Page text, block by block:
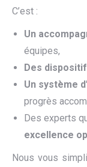
C’est :
Un
équipes,
Des
Un système
progrès
Des experts
excellence
Nous vous